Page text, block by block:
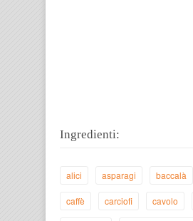
Ingredienti:
alici asparagi baccalà
caffè carciofi cavolo